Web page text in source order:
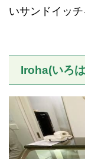
いサンドイッ
Iroha(いろ